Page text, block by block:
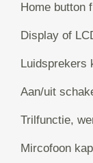
Home button
Display of
Luidsprekers
Aan/uit
Trilfunctie,
Mircofoon